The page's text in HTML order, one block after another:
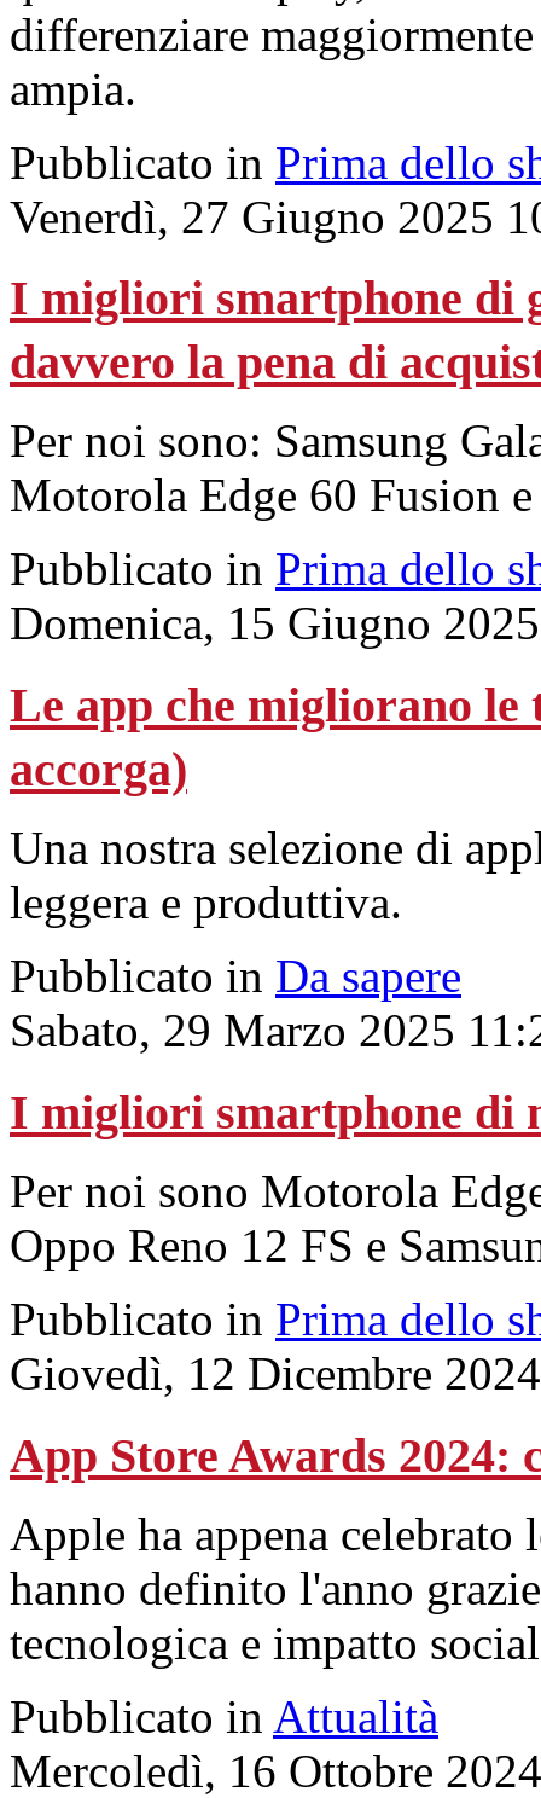
differenziare
ampia.
Pubblicato in Prima dello
Venerdì, 27 Giugno 2025
I migliori smartphone di
davvero la pena di
Per noi sono: Samsung
Motorola Edge 60 Fusion
Pubblicato in Prima dello
Domenica, 15 Giugno
Le app che migliorano le
accorga)
Una nostra selezione di
leggera e produttiva.
Pubblicato in Da sapere
Sabato, 29 Marzo 2025
I migliori smartphone di
Per noi sono Motorola
Oppo Reno 12 FS e
Pubblicato in Prima dello
Giovedì, 12 Dicembre
App Store Awards 2024:
Apple ha appena
hanno definito l'anno
tecnologica e impatto
Pubblicato in Attualità
Mercoledì, 16 Ottobre